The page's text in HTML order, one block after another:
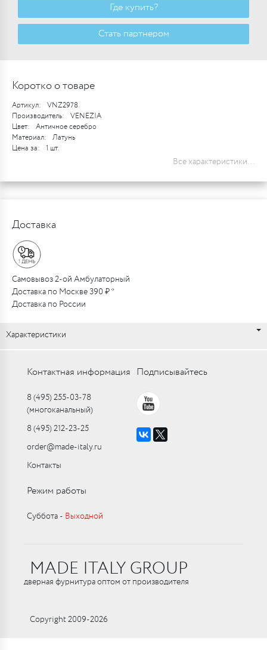
Где купить?
Стать партнером
Коротко о товаре
Артикул:
VNZ2978
Производитель:
VENEZIA
Цвет:
Античное серебро
Материал:
Латунь
Цена за:
1 шт.
Все характеристики...
Доставка
Самовывоз 2-ой Амбулаторный
Доставка по Москве 390 ₽ *
Доставка по России
Характеристики
Контактная информация
8 (495) 255-03-78
(многоканальный)
8 (495) 212-23-25
order@made-italy.ru
Контакты
Подписывайтесь
Режим работы
Суббота ‑ Выходной
MADE ITALY GROUP
дверная фурнитура оптом от производителя
Copyright 2009-2026